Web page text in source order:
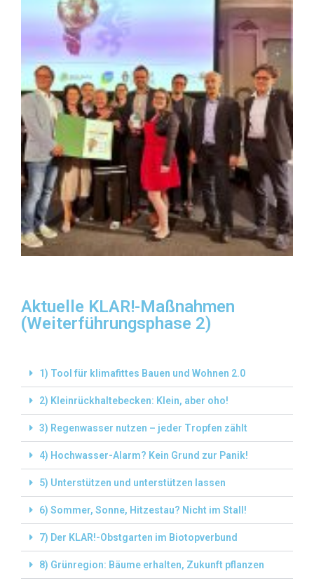
Aktuelle KLAR!-Maßnahmen
(Weiterführungsphase 2)
1) Tool für klimafittes Bauen und Wohnen 2.0
2) Kleinrückhaltebecken: Klein, aber oho!
3) Regenwasser nutzen – jeder Tropfen zählt
4) Hochwasser-Alarm? Kein Grund zur Panik!
5) Unterstützen und unterstützen lassen
6) Sommer, Sonne, Hitzestau? Nicht im Stall!
7) Der KLAR!-Obstgarten im Biotopverbund
8) Grünregion: Bäume erhalten, Zukunft pflanzen